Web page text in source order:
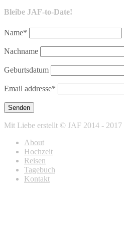
Bleibe JAF-to-Date!
Name*
Nachname
Geburtsdatum
Email addresse*
Mit Liebe erstellt © JAF 2014 - 2017
About
Hochzeit
Reisen
Tagebuch
Kontakt